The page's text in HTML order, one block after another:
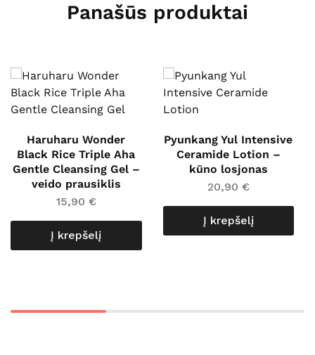
Panašūs produktai
Haruharu Wonder
Black Rice Triple Aha
Gentle Cleansing Gel –
veido prausiklis
15,90 €
Į krepšelį
Pyunkang Yul Intensive
Ceramide Lotion –
kūno losjonas
20,90 €
Į krepšelį